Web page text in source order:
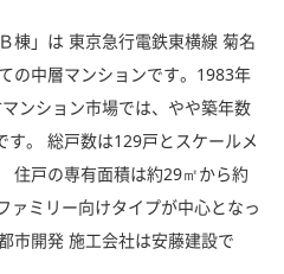
棟」は 東京急行電鉄東横線 菊名
の中層マンションです。1983年
ンション市場では、やや築年数
す。 総戸数は129戸とスケールメ
住戸の専有面積は約29㎡から約
ァミリー向けタイプが中心となっ
市開発 施工会社は安藤建設で